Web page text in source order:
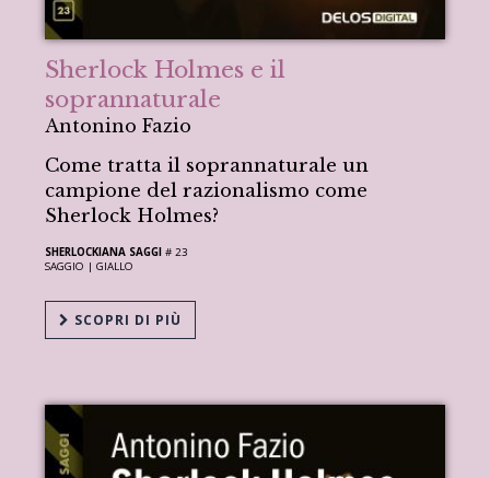
Sherlock Holmes e il
soprannaturale
Antonino Fazio
Come tratta il soprannaturale un
campione del razionalismo come
Sherlock Holmes?
SHERLOCKIANA SAGGI # 23
SAGGIO |GIALLO
SCOPRI DI PIÙ